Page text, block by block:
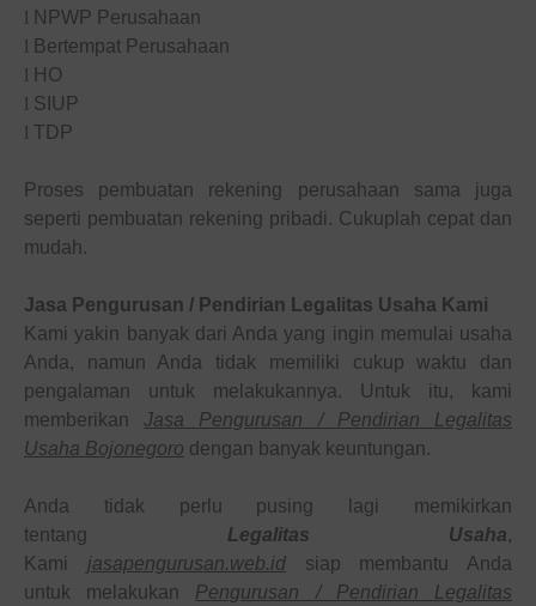
l NPWP Perusahaan
l Bertempat Perusahaan
l HO
l SIUP
l TDP
Proses pembuatan rekening perusahaan sama juga
seperti pembuatan rekening pribadi. Cukuplah cepat dan
mudah.
Jasa Pengurusan / Pendirian Legalitas Usaha Kami
Kami yakin banyak dari Anda yang ingin memulai usaha
Anda, namun Anda tidak memiliki cukup waktu dan
pengalaman untuk melakukannya. Untuk itu, kami
memberikanJasa Pengurusan / Pendirian Legalitas
Usaha Bojonegoro dengan banyak keuntungan.
Anda tidak perlu pusing lagi memikirkan
tentang Legalitas Usaha,
Kami jasapengurusan.web.idsiap membantu Anda
untuk melakukan Pengurusan / Pendirian Legalitas